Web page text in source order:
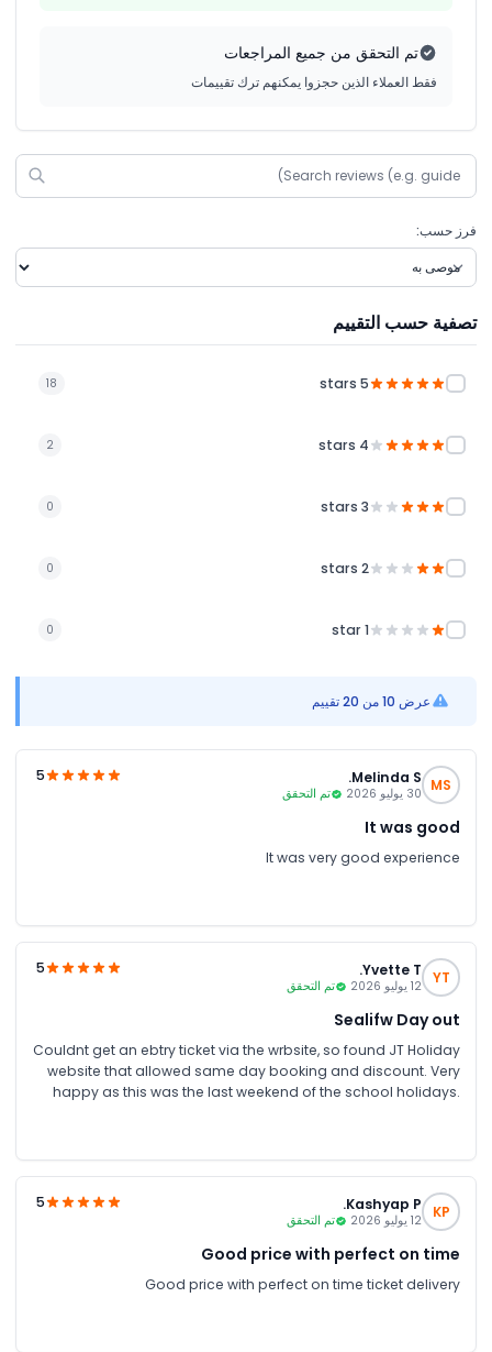
تم التحقق من جميع المراجعات
فقط العملاء الذين حجزوا يمكنهم ترك تقييمات
فرز حسب:
تصفية حسب التقييم
5 stars
18
4 stars
2
3 stars
0
2 stars
0
1 star
0
عرض 10 من 20 تقييم
MS
Melinda S.
30 يوليو 2026 تم التحقق
5
It was good
It was very good experience
YT
Yvette T.
12 يوليو 2026 تم التحقق
5
Sealifw Day out
Couldnt get an ebtry ticket via the wrbsite, so found JT Holiday
website that allowed same day booking and discount. Very
happy as this was the last weekend of the school holidays.
KP
Kashyap P.
12 يوليو 2026 تم التحقق
5
Good price with perfect on time
Good price with perfect on time ticket delivery